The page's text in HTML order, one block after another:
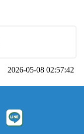
2026-05-08 02:57:42